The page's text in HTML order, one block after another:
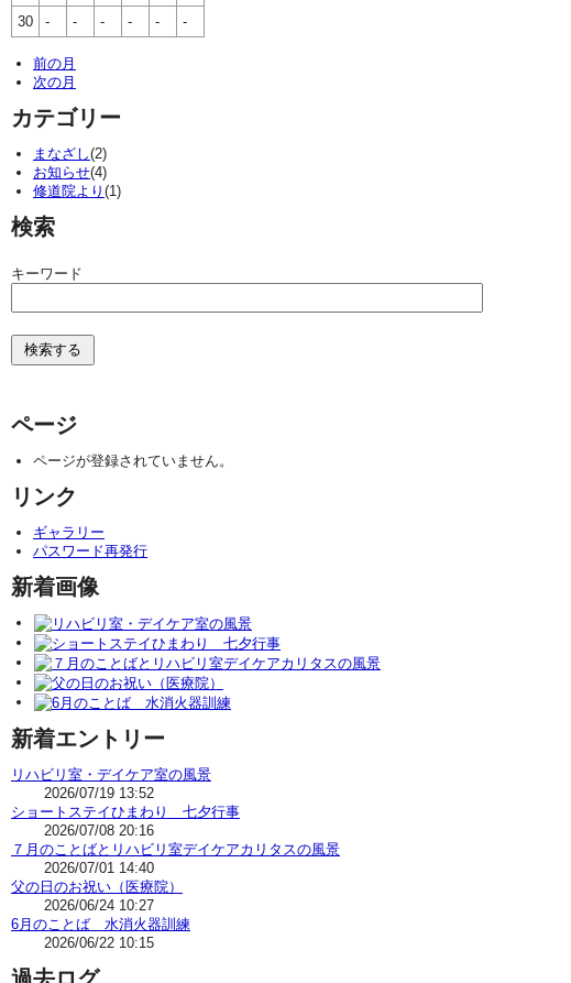
30
- - - - - -
前の月
次の月
カテゴリー
まなざし(2)
お知らせ(4)
修道院より (1)
検索
キーワード
ページ
ページが登録されていません。
リンク
ギャラリー
パスワード再発行
新着画像
新着エントリー
リハビリ室・デイケア室の風景
2026/07/19 13:52
ショートステイひまわり 七夕行事
2026/07/08 20:16
７月のことばとリハビリ室デイケアカリタスの風景
2026/07/01 14:40
父の日のお祝い（医療院）
2026/06/24 10:27
6月のことば 水消火器訓練
2026/06/22 10:15